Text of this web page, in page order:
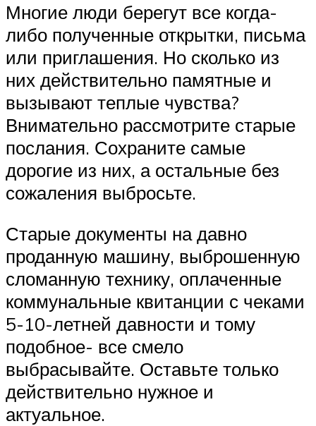
Многие люди берегут все когда-
либо полученные открытки, письма
или приглашения. Но сколько из
них действительно памятные и
вызывают теплые чувства?
Внимательно рассмотрите старые
послания. Сохраните самые
дорогие из них, а остальные без
сожаления выбросьте.
Старые документы на давно
проданную машину, выброшенную
сломанную технику, оплаченные
коммунальные квитанции с чеками
5-10-летней давности и тому
подобное- все смело
выбрасывайте. Оставьте только
действительно нужное и
актуальное.